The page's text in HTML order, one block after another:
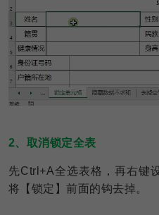
2、取消锁定全表
先Ctrl+A全选表格，再右键
将【锁定】前面的钩去掉。